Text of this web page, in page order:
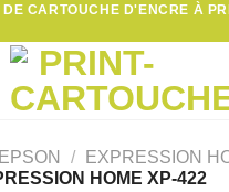
CARTOUCHE D'ENCRE À
EPSON / EXPRESSION
HOME XP-422